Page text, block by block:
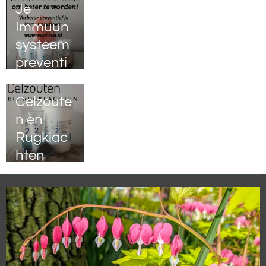
Je
Immuun
systeem
preventi
ef
versterke
n
Celzoute
n en
Rugklac
hten